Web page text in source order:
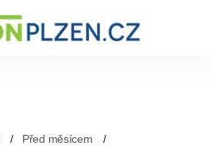
Před měsícem